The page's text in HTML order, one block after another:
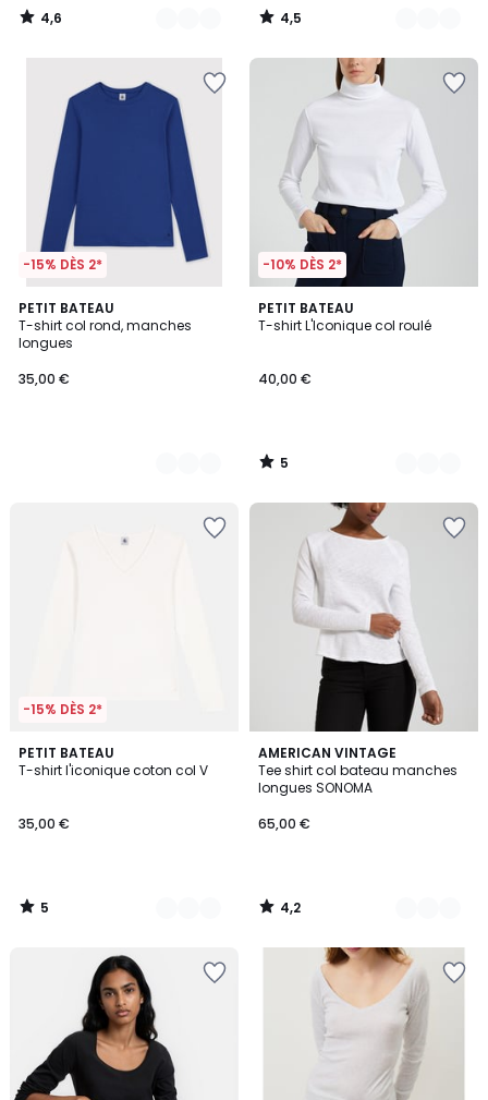
4,6
/
4,5
/
-15% DÈS 2*
PETIT BATEAU
T-shirt col rond, manches
longues
35,00 €
3
Couleurs
-10% DÈS 2*
PETIT BATEAU
T-shirt L'Iconique col roulé
40,00 €
5
/
3
Couleurs
5
/
-15% DÈS 2*
PETIT BATEAU
T-shirt l'iconique coton col V
35,00 €
5
/
3
Couleurs
5
/
AMERICAN VINTAGE
Tee shirt col bateau manches
longues SONOMA
65,00 €
4,2
/ 5
6
Couleurs
4,2
/